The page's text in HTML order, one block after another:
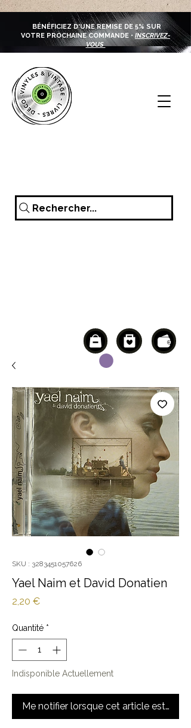
BÉNÉFICIEZ D'UNE REMISE DE 5% SUR
VOTRE PROCHAINE COMMANDE • INSCRIVEZ-
VOUS
Rechercher...
SKU : 3283451057626
Yael Naim et David Donatien
2,20 €Prix
Quantité *
Indisponible Actuellement
Me notifier lorsque cet article est